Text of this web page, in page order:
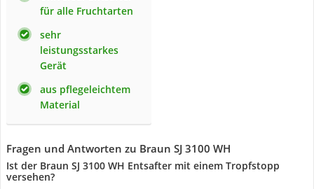
für alle Fruchtarten
sehr
leistungsstarkes
Gerät
aus pflegeleichtem
Material
Fragen und Antworten zu Braun SJ 3100 WH
Ist der Braun SJ 3100 WH Entsafter mit einem Tropfstopp
versehen?